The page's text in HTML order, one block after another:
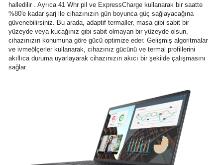
halledilir . Ayrıca 41 Whr pil ve ExpressCharge kullanarak bir saatte
%80'e kadar şarj ile cihazınızın gün boyunca güç sağlayacağına
güvenebilirsiniz. Bu arada, adaptif termaller, masa gibi sabit bir
yüzeyde veya kucağınız gibi sabit olmayan bir yüzeyde olsun,
cihazınızın konumuna göre gücü optimize eder. Gelişmiş algoritmalar
ve ivmeölçerler kullanarak, cihazınız gücünü ve termal profillerini
akıllıca duruma uyarlayarak cihazınızın akıcı bir şekilde çalışmasını
sağlar.